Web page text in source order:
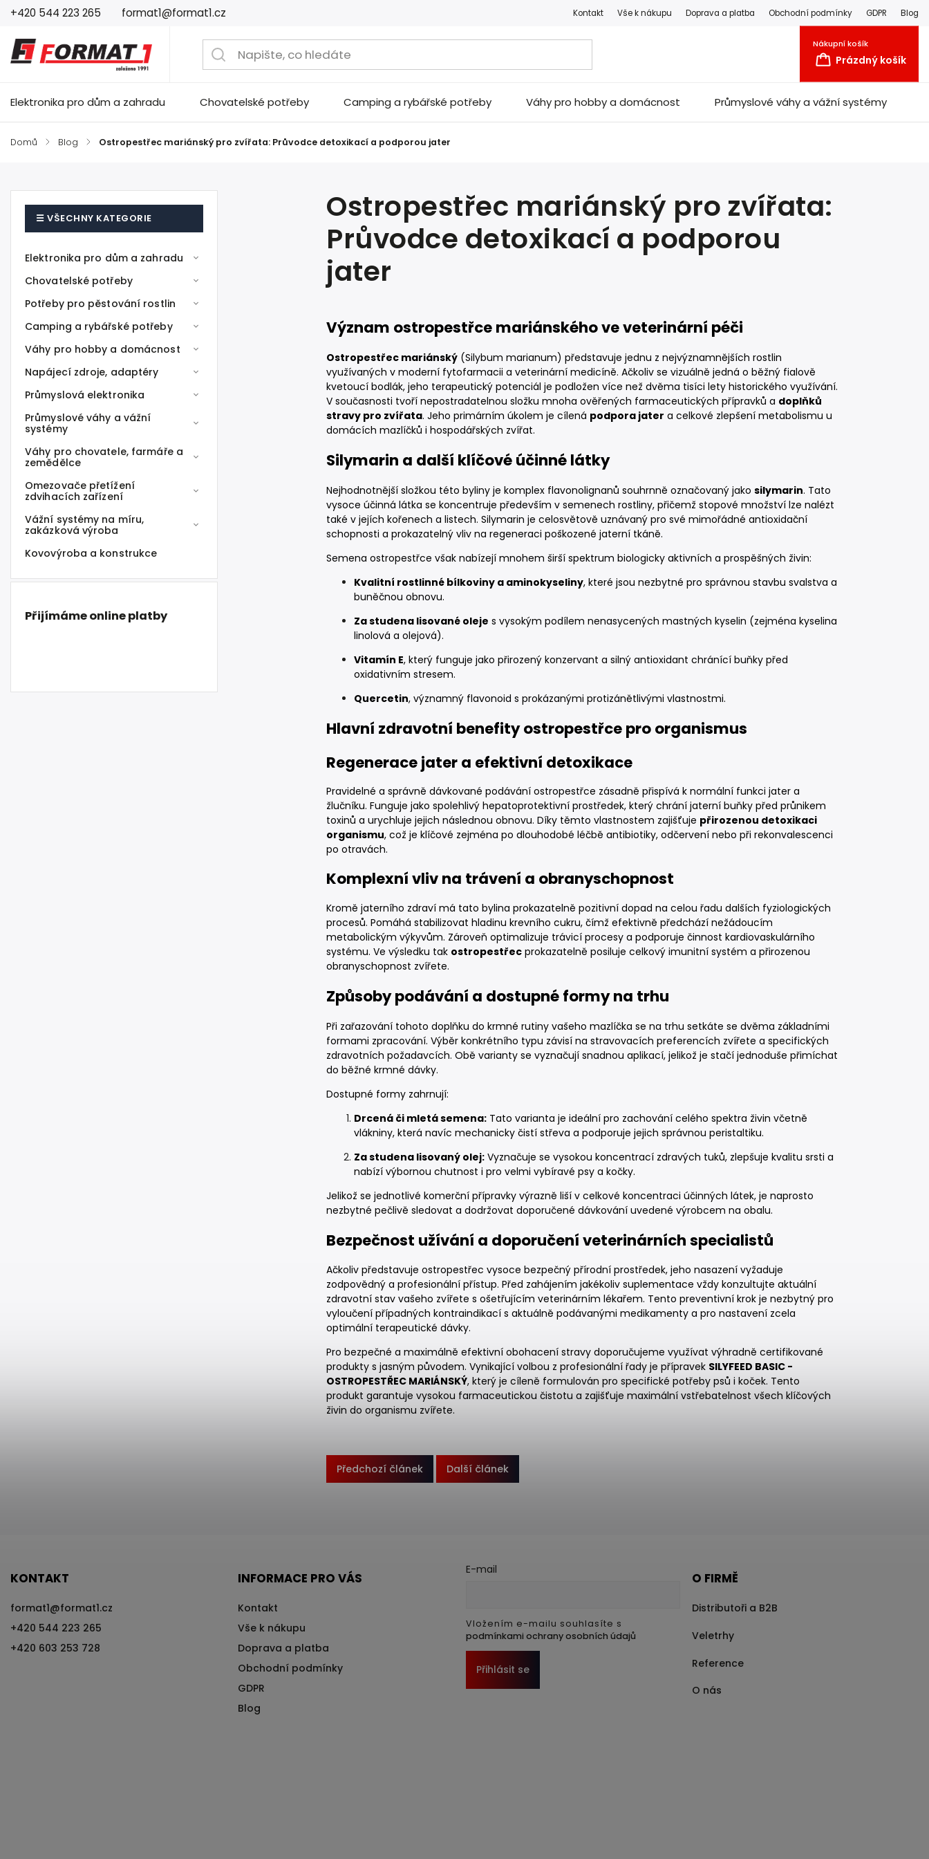
+420 544 223 265 format1@format1.cz Kontakt Vše k nákupu Doprava a platba Obchodní podmínky GDPR Blog
Nákupní košík
Prázdný košík
Elektronika pro dům a zahradu Chovatelské potřeby Camping a rybářské potřeby Váhy pro hobby a domácnost Průmyslové váhy a vážní systémy
Domů / Blog / Ostropestřec mariánský pro zvířata: Průvodce detoxikací a podporou jater
Elektronika pro dům a zahradu
Chovatelské potřeby
Potřeby pro pěstování rostlin
Camping a rybářské potřeby
Váhy pro hobby a domácnost
Napájecí zdroje, adaptéry
Průmyslová elektronika
Průmyslové váhy a vážní
systémy
Váhy pro chovatele, farmáře a
zemědělce
Omezovače přetížení
zdvihacích zařízení
Vážní systémy na míru,
zakázková výroba
Kovovýroba a konstrukce
Přijímáme online platby
Ostropestřec mariánský pro zvířata:
Průvodce detoxikací a podporou
jater
Význam ostropestřce mariánského ve veterinární péči
Ostropestřec mariánský (Silybum marianum) představuje jednu z nejvýznamnějších rostlin
využívaných v moderní fytofarmacii a veterinární medicíně. Ačkoliv se vizuálně jedná o běžný fialově
kvetoucí bodlák, jeho terapeutický potenciál je podložen více než dvěma tisíci lety historického využívání.
V současnosti tvoří nepostradatelnou složku mnoha ověřených farmaceutických přípravků a doplňků
stravy pro zvířata. Jeho primárním úkolem je cílená podpora jater a celkové zlepšení metabolismu u
domácích mazlíčků i hospodářských zvířat.
Silymarin a další klíčové účinné látky
Nejhodnotnější složkou této byliny je komplex flavonolignanů souhrnně označovaný jako silymarin. Tato
vysoce účinná látka se koncentruje především v semenech rostliny, přičemž stopové množství lze nalézt
také v jejích kořenech a listech. Silymarin je celosvětově uznávaný pro své mimořádné antioxidační
schopnosti a prokazatelný vliv na regeneraci poškozené jaterní tkáně.
Semena ostropestřce však nabízejí mnohem širší spektrum biologicky aktivních a prospěšných živin:
Kvalitní rostlinné bílkoviny a aminokyseliny, které jsou nezbytné pro správnou stavbu svalstva a
buněčnou obnovu.
Za studena lisované oleje s vysokým podílem nenasycených mastných kyselin (zejména kyselina
linolová a olejová).
Vitamín E, který funguje jako přirozený konzervant a silný antioxidant chránící buňky před
oxidativním stresem.
Quercetin, významný flavonoid s prokázanými protizánětlivými vlastnostmi.
Hlavní zdravotní benefity ostropestřce pro organismus
Regenerace jater a efektivní detoxikace
Pravidelné a správně dávkované podávání ostropestřce zásadně přispívá k normální funkci jater a
žlučníku. Funguje jako spolehlivý hepatoprotektivní prostředek, který chrání jaterní buňky před průnikem
toxinů a urychluje jejich následnou obnovu. Díky těmto vlastnostem zajišťuje přirozenou detoxikaci
organismu, což je klíčové zejména po dlouhodobé léčbě antibiotiky, odčervení nebo při rekonvalescenci
po otravách.
Komplexní vliv na trávení a obranyschopnost
Kromě jaterního zdraví má tato bylina prokazatelně pozitivní dopad na celou řadu dalších fyziologických
procesů. Pomáhá stabilizovat hladinu krevního cukru, čímž efektivně předchází nežádoucím
metabolickým výkyvům. Zároveň optimalizuje trávicí procesy a podporuje činnost kardiovaskulárního
systému. Ve výsledku tak ostropestřec prokazatelně posiluje celkový imunitní systém a přirozenou
obranyschopnost zvířete.
Způsoby podávání a dostupné formy na trhu
Při zařazování tohoto doplňku do krmné rutiny vašeho mazlíčka se na trhu setkáte se dvěma základními
formami zpracování. Výběr konkrétního typu závisí na stravovacích preferencích zvířete a specifických
zdravotních požadavcích. Obě varianty se vyznačují snadnou aplikací, jelikož je stačí jednoduše přimíchat
do běžné krmné dávky.
Dostupné formy zahrnují:
Drcená či mletá semena: Tato varianta je ideální pro zachování celého spektra živin včetně
vlákniny, která navíc mechanicky čistí střeva a podporuje jejich správnou peristaltiku.
Za studena lisovaný olej: Vyznačuje se vysokou koncentrací zdravých tuků, zlepšuje kvalitu srsti a
nabízí výbornou chutnost i pro velmi vybíravé psy a kočky.
Jelikož se jednotlivé komerční přípravky výrazně liší v celkové koncentraci účinných látek, je naprosto
nezbytné pečlivě sledovat a dodržovat doporučené dávkování uvedené výrobcem na obalu.
Bezpečnost užívání a doporučení veterinárních specialistů
Ačkoliv představuje ostropestřec vysoce bezpečný přírodní prostředek, jeho nasazení vyžaduje
zodpovědný a profesionální přístup. Před zahájením jakékoliv suplementace vždy konzultujte aktuální
zdravotní stav vašeho zvířete s ošetřujícím veterinárním lékařem. Tento preventivní krok je nezbytný pro
vyloučení případných kontraindikací s aktuálně podávanými medikamenty a pro nastavení zcela
optimální terapeutické dávky.
Pro bezpečné a maximálně efektivní obohacení stravy doporučujeme využívat výhradně certifikované
produkty s jasným původem. Vynikající volbou z profesionální řady je přípravek SILYFEED BASIC -
OSTROPESTŘEC MARIÁNSKÝ, který je cíleně formulován pro specifické potřeby psů i koček. Tento
produkt garantuje vysokou farmaceutickou čistotu a zajišťuje maximální vstřebatelnost všech klíčových
živin do organismu zvířete.
Předchozí článek Další článek
KONTAKT
format1@format1.cz
+420 544 223 265
+420 603 253 728
INFORMACE PRO VÁS
Kontakt
Vše k nákupu
Doprava a platba
Obchodní podmínky
GDPR
Blog
E-mail
Vložením e-mailu souhlasíte s
podmínkami ochrany osobních údajů
Přihlásit se
O FIRMĚ
Distributoři a B2B
Veletrhy
Reference
O nás